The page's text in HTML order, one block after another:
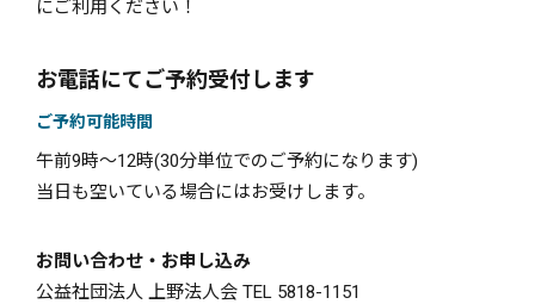
にご利用ください！
お電話にてご予約受付します
ご予約可能時間
午前9時〜12時(30分単位でのご予約になります)
当日も空いている場合にはお受けします。
お問い合わせ・お申し込み
公益社団法人 上野法人会 TEL 5818-1151